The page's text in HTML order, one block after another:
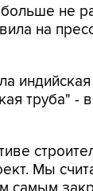
больше не
на
труба" -
Мы